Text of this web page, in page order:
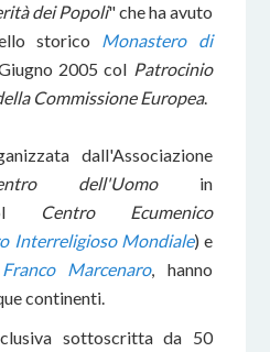
dei Popoli" che ha avuto
storico Monastero di
2005 col Patrocinio
Commissione Europea.
dall'Associazione
dell'Uomoin
Centro Ecumenico
Interreligioso Mondiale) e
Marcenaro, hanno
continenti.
sottoscritta da 50